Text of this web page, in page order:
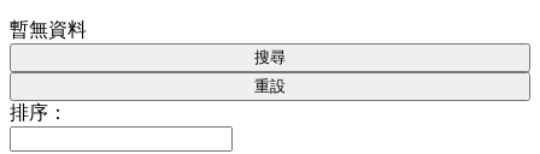
暫無資料
搜尋
重設
排序：